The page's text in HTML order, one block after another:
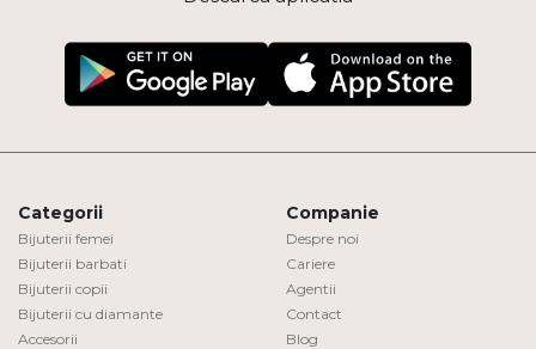
Categorii
Bijuterii femei
Bijuterii barbati
Bijuterii copii
Bijuterii cu diamante
Accesorii
Companie
Despre noi
Cariere
Agentii
Contact
Blog